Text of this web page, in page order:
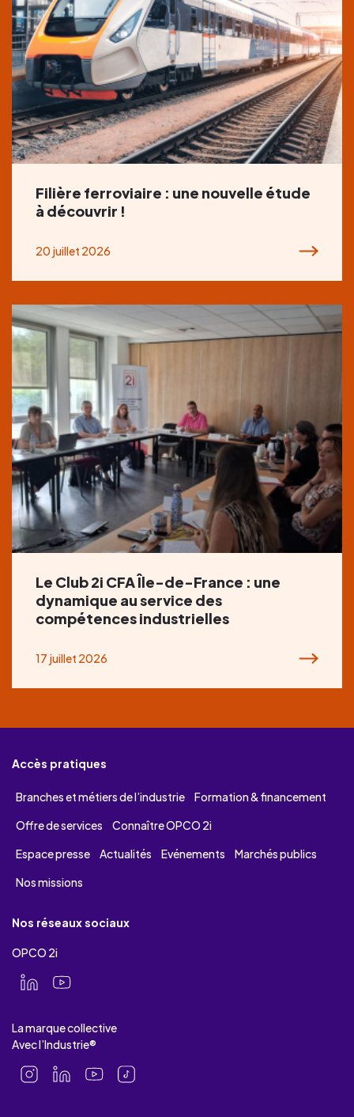
Filière ferroviaire : une nouvelle étude
à découvrir !
20 juillet 2026
Le Club 2i CFA Île-de-France : une
dynamique au service des
compétences industrielles
17 juillet 2026
Accès pratiques
Branches et métiers de l’industrie
Formation & financement
Offre de services
Connaître OPCO 2i
Espace presse
Actualités Evénements
Marchés publics
Nos missions
Nos réseaux sociaux
OPCO 2i
La marque collective
Avec l’Industrie®